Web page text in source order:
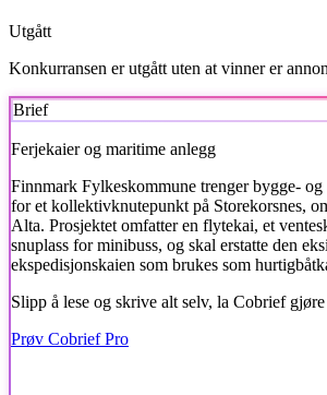
Utgått
Konkurransen er utgått uten at vinner er
Brief
Ferjekaier og maritime anlegg
Finnmark Fylkeskommune trenger bygge-
for et kollektivknutepunkt på Storekorsnes,
Alta. Prosjektet omfatter en flytekai, et
snuplass for minibuss, og skal erstatte den
ekspedisjonskaien som brukes som
Slipp å lese og skrive alt selv, la Cobrief
Prøv Cobrief Pro